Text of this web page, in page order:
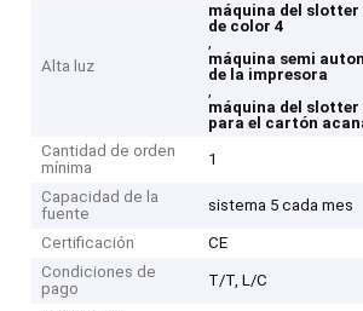
Alta luz
máquina del slotter
de color 4
,
máquina semi
de la impresora
,
máquina del slotter
para el cartón
Cantidad de orden
mínima
1
Capacidad de la
fuente
sistema 5 cada mes
Certificación
CE
Condiciones de
pago
T/T, L/C